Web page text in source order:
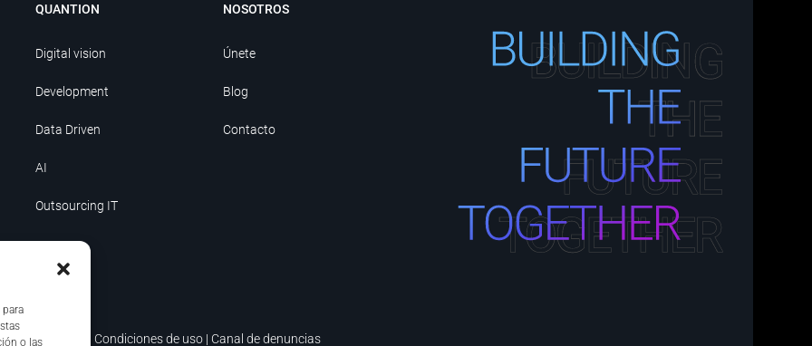
o las
QUANTION
Digital vision
Development
Data Driven
AI
Outsourcing IT
NOSOTROS
Únete
Blog
Contacto
de seguridad Condiciones de uso | Canal de denuncias